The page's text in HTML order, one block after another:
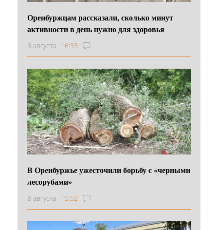
Оренбуржцам рассказали, сколько минут
активности в день нужно для здоровья
8 августа 16:33
В Оренбуржье ужесточили борьбу с «черными
лесорубами»
8 августа 15:52